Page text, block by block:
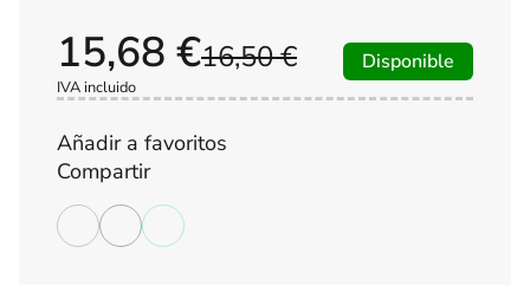
16,50 €
15,68 €
IVA incluido
Disponible
Añadir a favoritos
Compartir